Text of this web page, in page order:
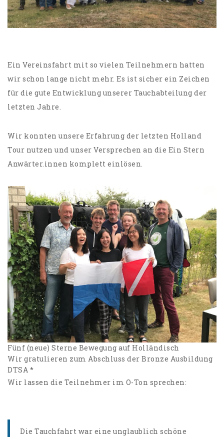
Ein Vereinsfahrt mit so vielen Teilnehmern hatten
wir schon lange nicht mehr. Es ist sicher ein Zeichen
für die gute Entwicklung unserer Tauchabteilung der
letzten Jahre.
Wir konnten unsere Erfahrung der letzten Holland
Tour nutzen und unser Versprechen an die Ein Stern
Anwärter.innen komplett einlösen.
Fünf (neue) Sterne Bewegung auf Holländisch
Wir gratulieren zum Abschluss der Bronze Ausbildung
DTSA *
Wir lassen die Teilnehmer im O-Ton sprechen:
Die Tauchfahrt war eine unglaublich schöne